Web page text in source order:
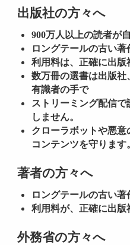
出版社の方々へ
900万人以上の読者が
ロングテールの古い著
利用料は、正確に出版
数万冊の選書は出版社
有識者の手で
ストリーミング配信
しません。
クローラボットや悪
コンテンツを守ります
著者の方々へ
ロングテールの古い著
利用料が、正確に出版
外務省の方々へ